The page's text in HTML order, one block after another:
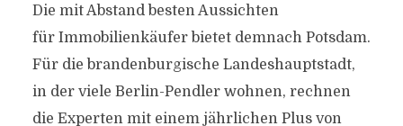
Die mit Abstand besten Aussichten
für Immobilienkäufer bietet demnach Potsdam.
Für die brandenburgische Landeshauptstadt,
in der viele Berlin-Pendler wohnen, rechnen
die Experten mit einem jährlichen Plus von